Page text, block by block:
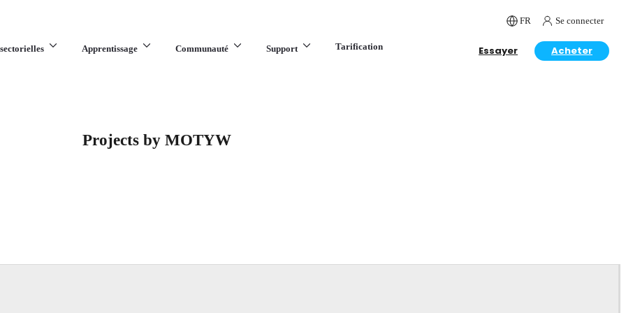
FR Se connecter
Apprentissage Communauté Support Tarification Essayer Acheter
Projects by MOTYW